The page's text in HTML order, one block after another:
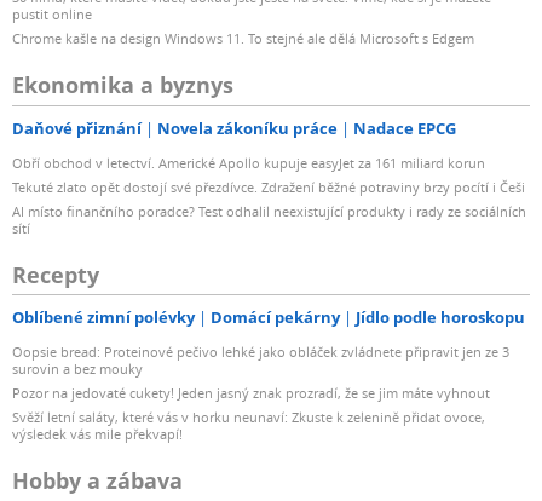
pustit online
Chrome kašle na design Windows 11. To stejné ale dělá Microsoft s Edgem
Ekonomika a byznys
Daňové přiznání Novela zákoníku práce Nadace EPCG
Obří obchod v letectví. Americké Apollo kupuje easyJet za 161 miliard korun
Tekuté zlato opět dostojí své přezdívce. Zdražení běžné potraviny brzy pocítí i Češi
AI místo finančního poradce? Test odhalil neexistující produkty i rady ze sociálních
sítí
Recepty
Oblíbené zimní polévky Domácí pekárny Jídlo podle horoskopu
Oopsie bread: Proteinové pečivo lehké jako obláček zvládnete připravit jen ze 3
surovin a bez mouky
Pozor na jedovaté cukety! Jeden jasný znak prozradí, že se jim máte vyhnout
Svěží letní saláty, které vás v horku neunaví: Zkuste k zelenině přidat ovoce,
výsledek vás mile překvapí!
Hobby a zábava